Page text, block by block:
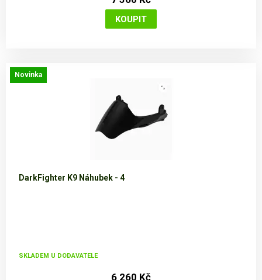
Novinka
DarkFighter K9 Náhubek - 4
SKLADEM U DODAVATELE
6 260 Kč